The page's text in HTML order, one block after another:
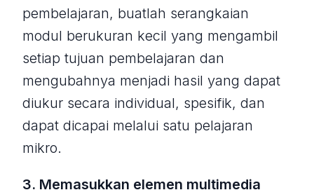
pembelajaran, buatlah serangkaian
modul berukuran kecil yang mengambil
setiap tujuan pembelajaran dan
mengubahnya menjadi hasil yang dapat
diukur secara individual, spesifik, dan
dapat dicapai melalui satu pelajaran
mikro.
3. Memasukkan elemen multimedia